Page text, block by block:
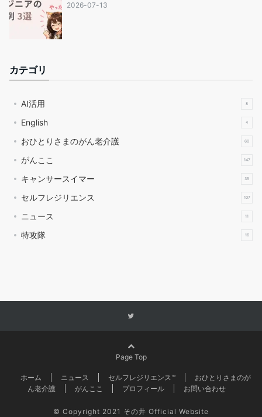
2026-07-13
カテゴリ
AI活用 8
English 4
おひとりさまのがん老介護 60
がんここ 147
キャンサースイマー 35
セルフレジリエンス 107
ニュース 11
特攻隊 16
Page Top
ホーム ニュース セルフレジリエンス™
おひとりさまのが
ん老介護
がんここ プロフィール お問い合わせ
© Copyright 2021 その井 Official Website